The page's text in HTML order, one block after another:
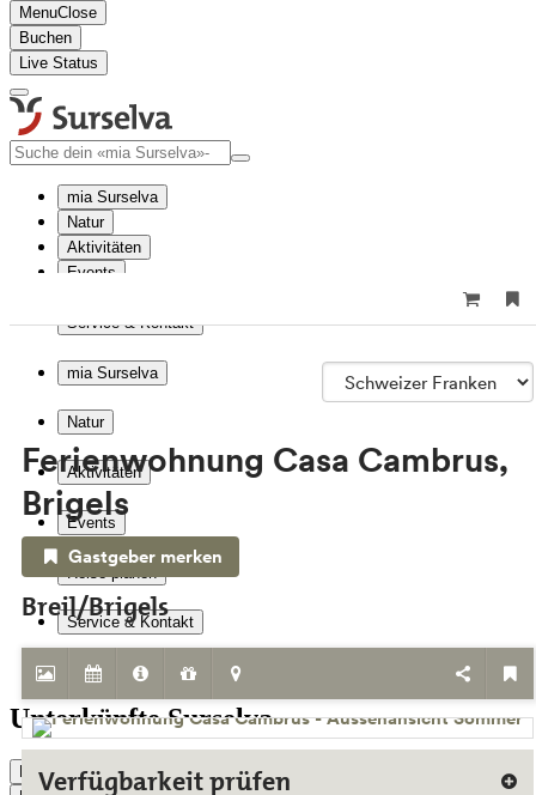
MenuClose
Buchen
Live Status
mia Surselva
Natur
Aktivitäten
Events
Service & Kontakt
mia Surselva
Natur
Aktivitäten
Events
Reise planen
Service & Kontakt
Unterkünfte
Unterkünfte Surselva
Live Status
Ferienwohnung Casa Cambrus,
Brigels
Gastgeber merken
Breil/Brigels
Verfügbarkeit prüfen